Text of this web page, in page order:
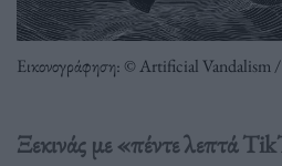
Εικονογράφηση: © Artificial
Ξεκινάς με «πέντε λεπτά